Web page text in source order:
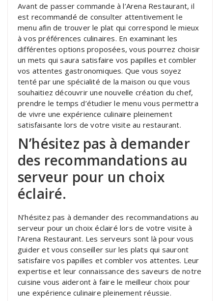
Avant de passer commande à l’Arena Restaurant, il
est recommandé de consulter attentivement le
menu afin de trouver le plat qui correspond le mieux
à vos préférences culinaires. En examinant les
différentes options proposées, vous pourrez choisir
un mets qui saura satisfaire vos papilles et combler
vos attentes gastronomiques. Que vous soyez
tenté par une spécialité de la maison ou que vous
souhaitiez découvrir une nouvelle création du chef,
prendre le temps d’étudier le menu vous permettra
de vivre une expérience culinaire pleinement
satisfaisante lors de votre visite au restaurant.
N’hésitez pas à demander
des recommandations au
serveur pour un choix
éclairé.
N’hésitez pas à demander des recommandations au
serveur pour un choix éclairé lors de votre visite à
l’Arena Restaurant. Les serveurs sont là pour vous
guider et vous conseiller sur les plats qui sauront
satisfaire vos papilles et combler vos attentes. Leur
expertise et leur connaissance des saveurs de notre
cuisine vous aideront à faire le meilleur choix pour
une expérience culinaire pleinement réussie.